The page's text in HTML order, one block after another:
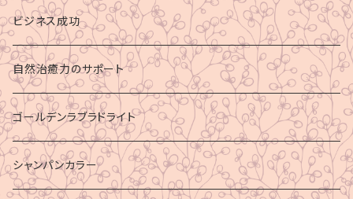
ビジネス成功
自然治癒力のサポート
ゴールデンラブラドライト
シャンパンカラー